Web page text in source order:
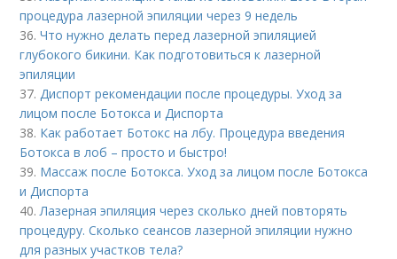
процедура лазерной эпиляции через 9 недель
36.Что нужно делать перед лазерной эпиляцией
глубокого бикини. Как подготовиться к лазерной
эпиляции
37. Диспорт рекомендации после процедуры. Уход за
лицом после Ботокса и Диспорта
38. Как работает Ботокс на лбу. Процедура введения
Ботокса в лоб – просто и быстро!
39. Массаж после Ботокса. Уход за лицом после Ботокса
и Диспорта
40. Лазерная эпиляция через сколько дней повторять
процедуру. Сколько сеансов лазерной эпиляции нужно
для разных участков тела?